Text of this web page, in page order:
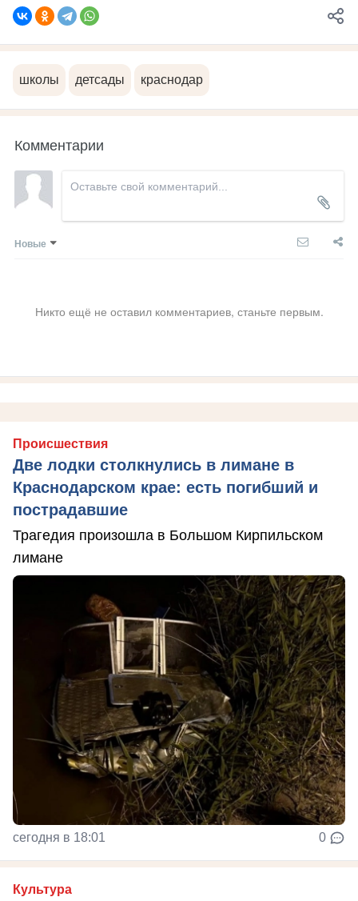
школы детсады краснодар
Комментарии
Новые
Никто ещё не оставил комментариев, станьте первым.
Происшествия
Две лодки столкнулись в лимане в
Краснодарском крае: есть погибший и
пострадавшие
Трагедия произошла в Большом Кирпильском
лимане
сегодня в 18:01 0
Культура